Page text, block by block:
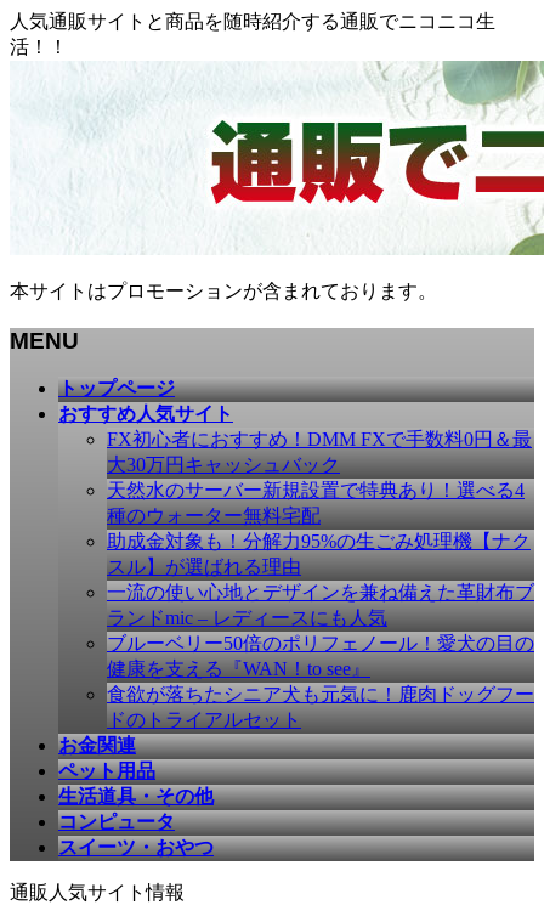
人気通販サイトと商品を随時紹介する通販でニコニコ生
活！！
本サイトはプロモーションが含まれております。
MENU
トップページ
おすすめ人気サイト
FX初心者におすすめ！DMM FXで手数料0円＆最
大30万円キャッシュバック
天然水のサーバー新規設置で特典あり！選べる4
種のウォーター無料宅配
助成金対象も！分解力95%の生ごみ処理機【ナク
スル】が選ばれる理由
一流の使い心地とデザインを兼ね備えた革財布ブ
ランドmic – レディースにも人気
ブルーベリー50倍のポリフェノール！愛犬の目の
健康を支える『WAN！to see』
食欲が落ちたシニア犬も元気に！鹿肉ドッグフー
ドのトライアルセット
お金関連
ペット用品
生活道具・その他
コンピュータ
スイーツ・おやつ
通販人気サイト情報